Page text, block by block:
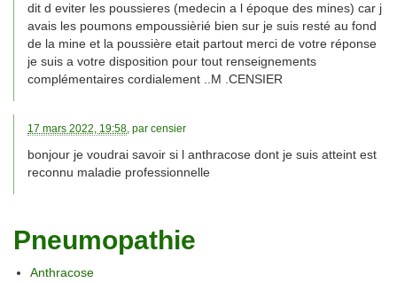
dit d eviter les poussieres (medecin a l époque des mines) car j
avais les poumons empoussièrié bien sur je suis resté au fond
de la mine et la poussière etait partout merci de votre réponse
je suis a votre disposition pour tout renseignements
complémentaires cordialement ..M .CENSIER
17 mars 2022, 19:58, par censier
bonjour je voudrai savoir si l anthracose dont je suis atteint est
reconnu maladie professionnelle
Pneumopathie
Anthracose